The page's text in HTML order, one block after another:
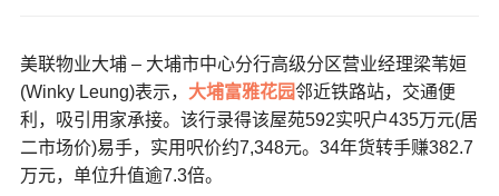
美联物业大埔 – 大埔市中心分行高级分区营业经理梁苇姮
(Winky Leung)表示， 大埔富雅花园邻近铁路站，交通便
利，吸引用家承接。该行录得该屋苑592实呎户435万元(居
二市场价)易手，实用呎价约7,348元。34年货转手赚382.7
万元，单位升值逾7.3倍。